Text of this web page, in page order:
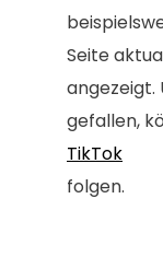
Seite
angezeigt.
gefallen,
TikTok
folgen.